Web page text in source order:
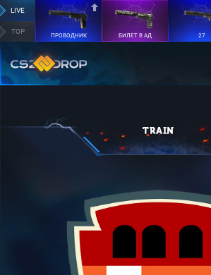
LIVE
TOP
ПРОВОДНИК БИЛЕТ В АД 27
TRAIN